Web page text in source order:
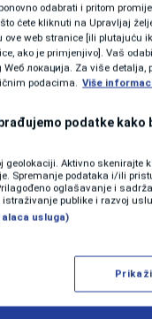
situacija na
od prvog dijela
dva dana biti
stići alpinisti
televizije možete
je ova?
odabrati i pritom
ćete kliknuti na Upravljaj
web stranice [ili plutajuću
ako je primjenjivo]. Vaš
локација. Za više detalja,
podacima. Više
podatke kako
geolokaciji. Aktivno skenirajte
Spremanje podataka i/ili
oglašavanje i
publike i razvoj
usluga)